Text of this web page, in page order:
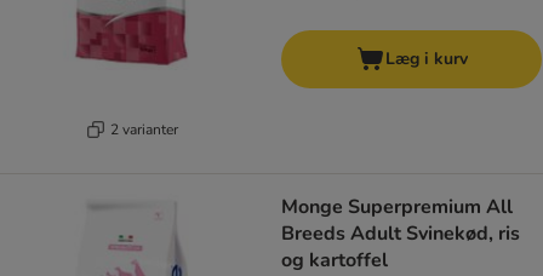
2 varianter
Læg i kurv
Monge Superpremium All
Breeds Adult Svinekød, ris
og kartoffel